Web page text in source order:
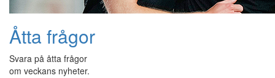
Åtta frågor
Svara på åtta frågor
om veckans nyheter.